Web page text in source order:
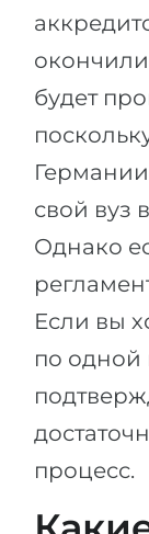
будет
свой вуз
Однако
Если вы
по одной
процесс.